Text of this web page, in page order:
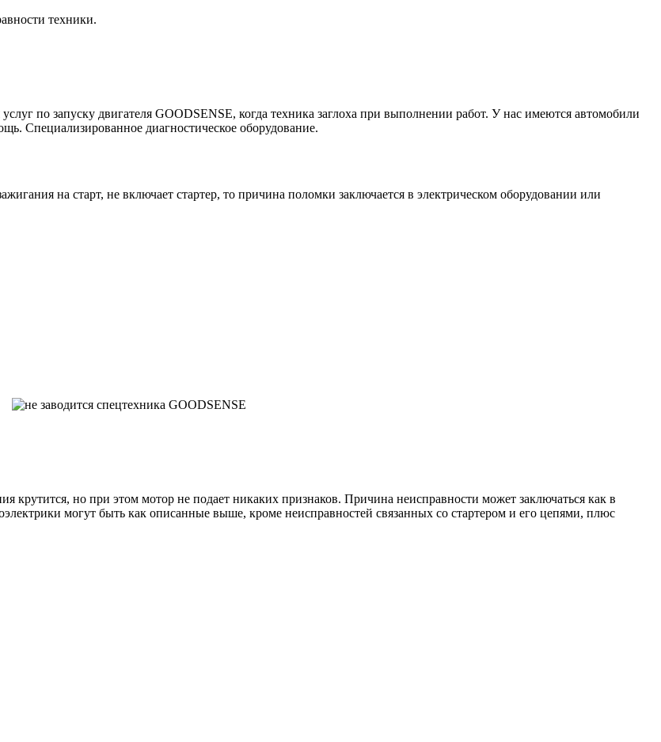
техники.
по запуску двигателя GOODSENSE, когда техника заглоха при выполнении работ. У нас имеются автомобили
Специализированное диагностическое оборудование.
на старт, не включает стартер, то причина поломки заключается в электрическом оборудовании или
крутится, но при этом мотор не подает никаких признаков. Причина неисправности может заключаться как в
могут быть как описанные выше, кроме неисправностей связанных со стартером и его цепями, плюс